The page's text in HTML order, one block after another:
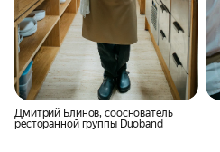
Дмитрий Блинов, сооснователь
ресторанной группы Duoband